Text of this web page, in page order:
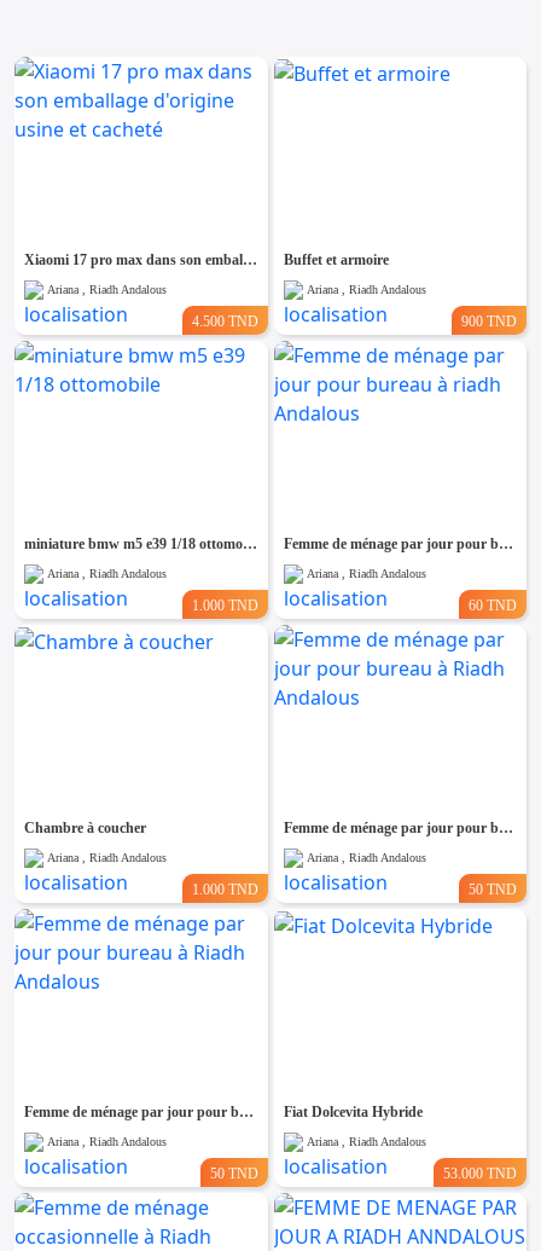
Xiaomi 17 pro max dans son emballage d'origine usine et cacheté
Ariana , Riadh Andalous
4.500 TND
Buffet et armoire
Ariana , Riadh Andalous
900 TND
miniature bmw m5 e39 1/18 ottomobile
Ariana , Riadh Andalous
1.000 TND
Femme de ménage par jour pour bureau à riadh Andalous
Ariana , Riadh Andalous
60 TND
Chambre à coucher
Ariana , Riadh Andalous
1.000 TND
Femme de ménage par jour pour bureau à Riadh Andalous
Ariana , Riadh Andalous
50 TND
Femme de ménage par jour pour bureau à Riadh Andalous
Ariana , Riadh Andalous
50 TND
Fiat Dolcevita Hybride
Ariana , Riadh Andalous
53.000 TND